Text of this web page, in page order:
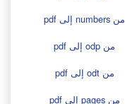
من numbers إلى pdf
من odp إلى pdf
من odt إلى pdf
من pages إلى pdf